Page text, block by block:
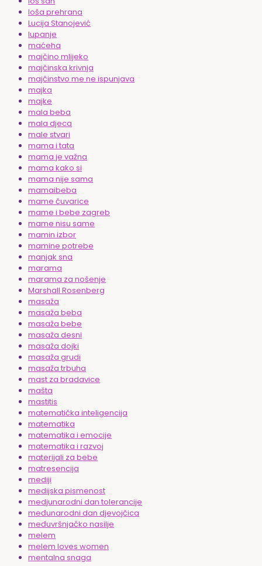
loša prehrana
Lucija Stanojević
lupanje
maćeha
majčino mlijeko
majčinska krivnja
majčinstvo me ne ispunjava
majka
majke
mala beba
mala djeca
male stvari
mama i tata
mama je važna
mama kako si
mama nije sama
mamaibeba
mame čuvarice
mame i bebe zagreb
mame nisu same
mamin izbor
mamine potrebe
manjak sna
marama
marama za nošenje
Marshall Rosenberg
masaža
masaža beba
masaža bebe
masaža desni
masaža dojki
masaža grudi
masaža trbuha
mast za bradavice
mašta
mastitis
matematička inteligencija
matematika
matematika i emocije
matematika i razvoj
materijali za bebe
matresencija
mediji
medijska pismenost
medjunarodni dan tolerancije
međunarodni dan djevojčica
međuvršnjačko nasilje
melem
melem loves women
mentalna snaga